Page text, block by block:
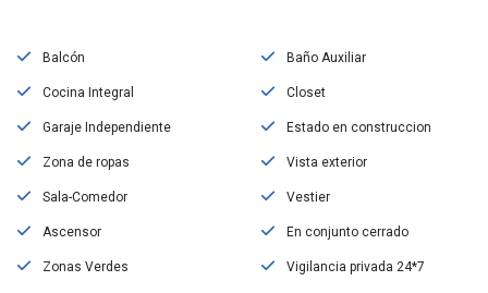
Balcón Baño Auxiliar
Cocina Integral Closet
Garaje Independiente Estado en construccion
Zona de ropas Vista exterior
Sala-Comedor Vestier
Ascensor En conjunto cerrado
Zonas Verdes Vigilancia privada 24*7